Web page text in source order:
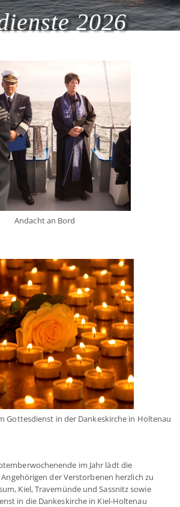
2026
Andacht an Bord
Gottesdienst in der Dankeskirche in Holtenau
im Jahr lädt die
der Verstorbenen herzlich zu
Kiel, Travemünde und Sassnitz sowie
in die Dankeskirche in Kiel-Holtenau